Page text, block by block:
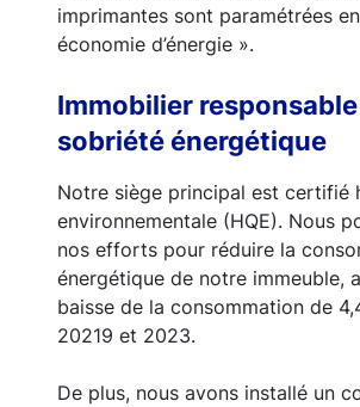
imprimantes sont paramétrées
économie d’énergie ».
Immobilier
sobriété énergétique
Notre siège principal est certifié
environnementale (HQE). Nous
nos efforts pour réduire la
énergétique de notre immeuble,
baisse de la consommation de
20219 et 2023.
De plus, nous avons installé un